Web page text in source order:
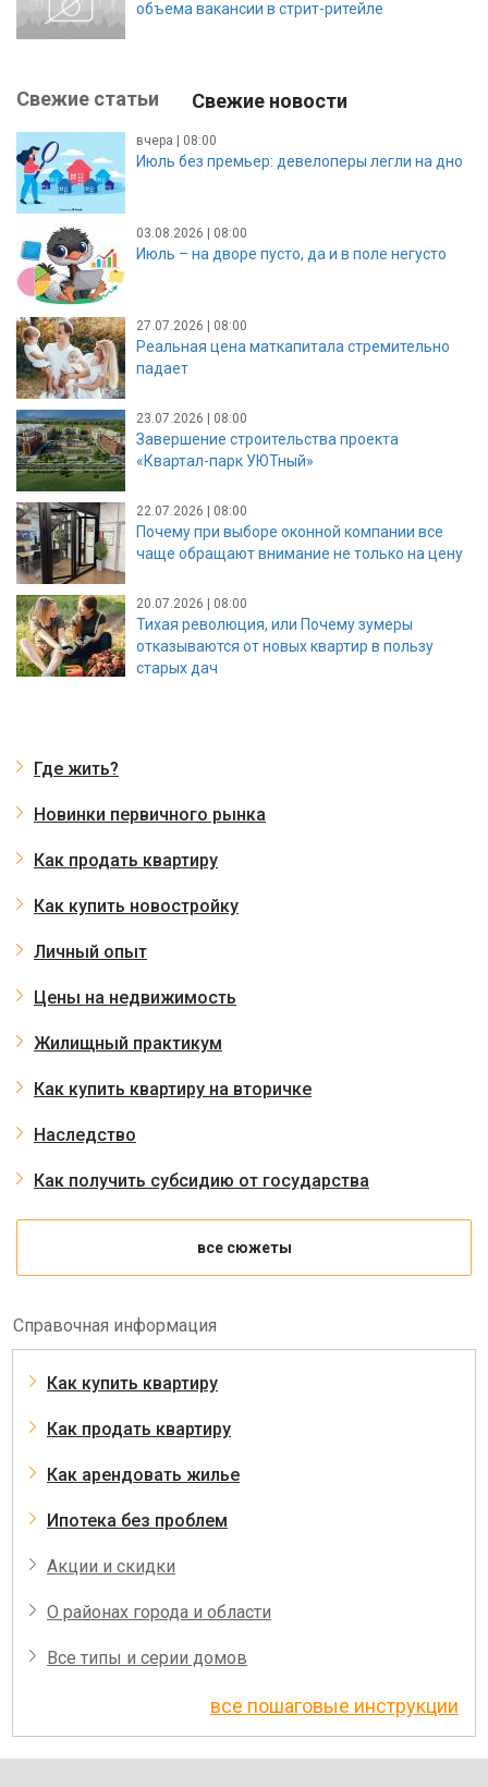
объема вакансии в стрит-ритейле
Свежие статьи Свежие новости
вчера | 08:00
Июль без премьер: девелоперы легли на дно
03.08.2026 | 08:00
Июль – на дворе пусто, да и в поле негусто
27.07.2026 | 08:00
Реальная цена маткапитала стремительно
падает
23.07.2026 | 08:00
Завершение строительства проекта
«Квартал-парк УЮТный»
22.07.2026 | 08:00
Почему при выборе оконной компании все
чаще обращают внимание не только на цену
20.07.2026 | 08:00
Тихая революция, или Почему зумеры
отказываются от новых квартир в пользу
старых дач
Где жить?
Новинки первичного рынка
Как продать квартиру
Как купить новостройку
Личный опыт
Цены на недвижимость
Жилищный практикум
Как купить квартиру на вторичке
Наследство
Как получить субсидию от государства
все сюжеты
Справочная информация
Как купить квартиру
Как продать квартиру
Как арендовать жилье
Ипотека без проблем
Акции и скидки
О районах города и области
Все типы и серии домов
все пошаговые инструкции